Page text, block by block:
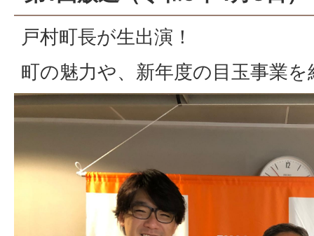
戸村町長が生出演！
町の魅力や、新年度の目玉事業